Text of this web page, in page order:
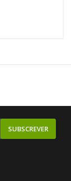
SUBSCREVER